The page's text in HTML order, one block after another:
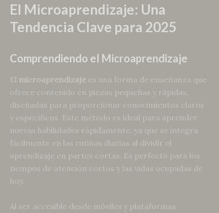
El Microaprendizaje: Una
Tendencia Clave para 2025
Comprendiendo el Microaprendizaje
El microaprendizaje es una forma de enseñanza que
ofrece contenido en piezas pequeñas y rápidas,
diseñadas para proporcionar conocimientos claros
y específicos. Este método es ideal para aprender
nuevas habilidades rápidamente, ya que se integra
fácilmente en las rutinas diarias al dividir el
aprendizaje en partes cortas. Es perfecto para los
tiempos de atención cortos y las vidas ocupadas de
hoy.
Al ser accesible desde móviles y plataformas